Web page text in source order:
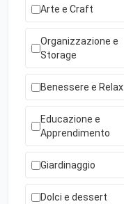
Arte e Craft
Organizzazione e
Storage
Benessere e Relax
Educazione e
Apprendimento
Giardinaggio
Dolci e dessert